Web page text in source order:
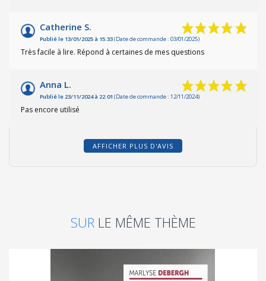
Catherine S.
Publié le 13/01/2025 à 15:33(Date de commande : 03/01/2025)
Très facile à lire. Répond à certaines de mes questions
Anna L.
Publié le 23/11/2024 à 22:01 (Date de commande : 12/11/2024)
Pas encore utilisé
AFFICHER PLUS D'AVIS
SUR LE MÊME THÈME